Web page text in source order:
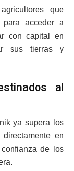
que
para acceder a
con capital en
sus tierras y
al
ya supera los
en
de los